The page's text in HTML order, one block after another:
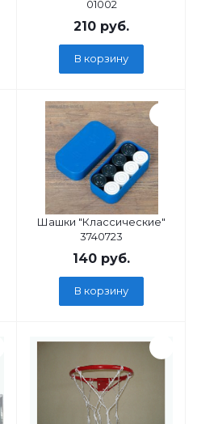
01002
210 руб.
В корзину
Шашки "Классические"
3740723
140 руб.
В корзину